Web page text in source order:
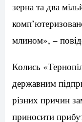
зерна та два
млином», –
Колись
державним
різних причин
приносити